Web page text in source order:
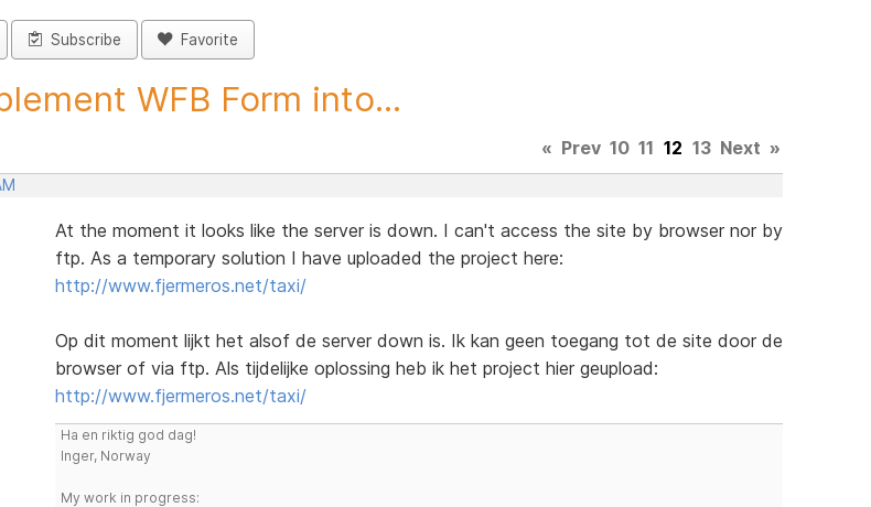
Subscribe Favorite
WFB Form into...
« Prev 10 11 12 13 Next »
At the moment it looks like the server is down. I can't access the site by browser nor by
ftp. As a temporary solution I have uploaded the project here:
http://www.fjermeros.net/taxi/
Op dit moment lijkt het alsof de server down is. Ik kan geen toegang tot de site door de
browser of via ftp. Als tijdelijke oplossing heb ik het project hier geupload:
http://www.fjermeros.net/taxi/
Ha en riktig god dag!
Inger, Norway
My work in progress: